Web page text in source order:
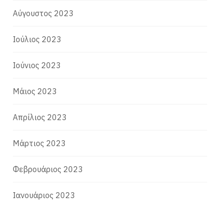
Αύγουστος 2023
Ιούλιος 2023
Ιούνιος 2023
Μάιος 2023
Απρίλιος 2023
Μάρτιος 2023
Φεβρουάριος 2023
Ιανουάριος 2023